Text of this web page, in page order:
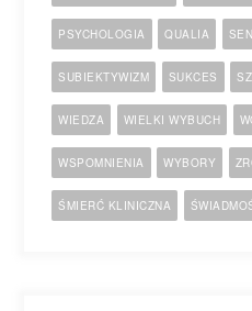
PSYCHOLOGIA QUALIA
SUBIEKTYWIZM SUKCES
WIEDZA WIELKI WYBUCH
WSPOMNIENIA WYBORY
ŚMIERĆ KLINICZNA